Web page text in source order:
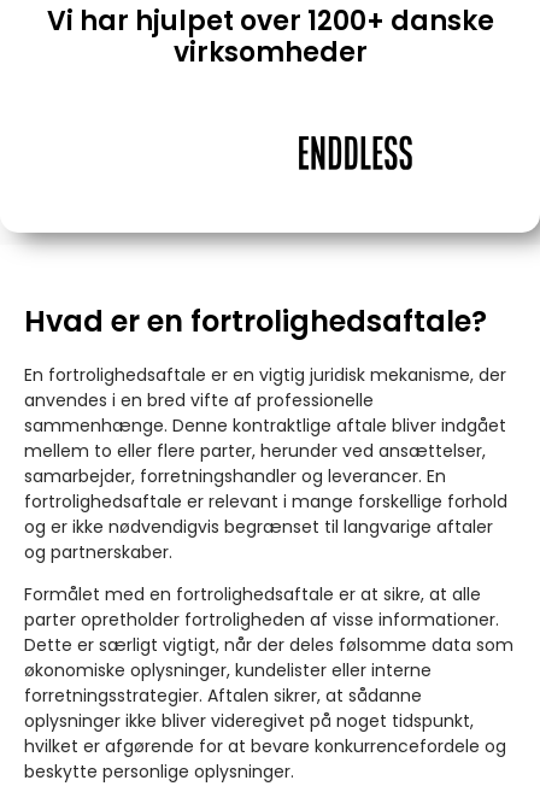
Vi har hjulpet over 1200+ danske
virksomheder
Hvad er en fortrolighedsaftale?
En fortrolighedsaftale er en vigtig juridisk mekanisme, der
anvendes i en bred vifte af professionelle
sammenhænge. Denne kontraktlige aftale bliver indgået
mellem to eller flere parter, herunder ved ansættelser,
samarbejder, forretningshandler og leverancer. En
fortrolighedsaftale er relevant i mange forskellige forhold
og er ikke nødvendigvis begrænset til langvarige aftaler
og partnerskaber.
Formålet med en fortrolighedsaftale er at sikre, at alle
parter opretholder fortroligheden af visse informationer.
Dette er særligt vigtigt, når der deles følsomme data som
økonomiske oplysninger, kundelister eller interne
forretningsstrategier. Aftalen sikrer, at sådanne
oplysninger ikke bliver videregivet på noget tidspunkt,
hvilket er afgørende for at bevare konkurrencefordele og
beskytte personlige oplysninger.